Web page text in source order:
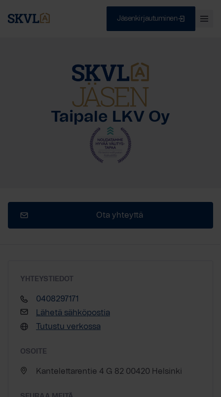
Jäsenkirjautuminen
Taipale LKV Oy
Ota yhteyttä
YHTEYSTIEDOT
0408297171
Lähetä sähköpostia
Tutustu verkossa
OSOITE
Kantelettarentie 4 G 82 00420 Helsinki